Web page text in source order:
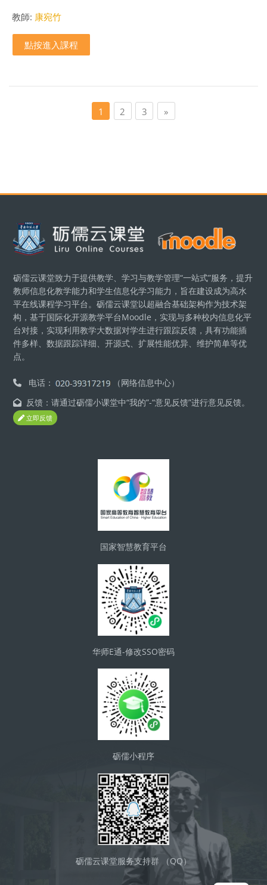
教師: 康宛竹
點按進入課程
1 第 1 頁
2 第 2 頁
3第 3 頁
»下一頁
區塊
砺儒云课堂致力于提供教学、学习与教学管理“一站式”服务，提升
教师信息化教学能力和学生信息化学习能力，旨在建设成为高水
平在线课程学习平台。砺儒云课堂以超融合基础架构作为技术架
构，基于国际化开源教学平台Moodle，实现与多种校内信息化平
台对接，实现利用教学大数据对学生进行跟踪反馈，具有功能插
件多样、数据跟踪详细、开源式、扩展性能优异、维护简单等优
点。
电话：
（网络信息中心）
反馈：请通过砺儒小课堂中“我的”-“意见反馈”进行意见反馈。
立即反馈
国家智慧教育平台
华师E通-修改SSO密码
砺儒小程序
砺儒云课堂服务支持群 （QQ）